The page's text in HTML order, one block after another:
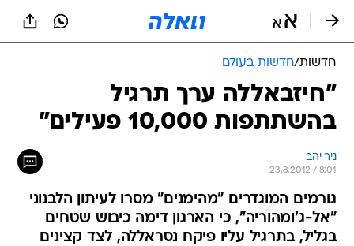
חדשות/חדשות בעולם
"חיזבאללה ערך תרגיל
בהשתתפות 10,000 פעילים"
ניר יהב
23.8.2012 / 8:01
גורמים המוגדרים "מהימנים" מסרו לעיתון הלבנוני
"אל-ג'ומהוריה", כי הארגון דימה כיבוש שטחים
בגליל, בתרגיל עליו פיקח נסראללה, לצד קצינים